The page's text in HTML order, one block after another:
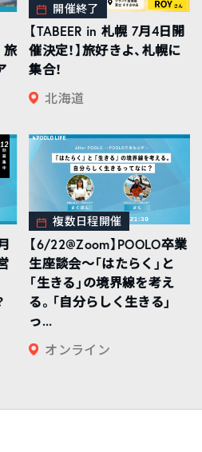
旅
開催終了
【TABEER in 札幌 7月4日開
催決定！】旅好きよ、札幌に
集合！
北海道
複数日程開催
【6/22@Zoom】POOLO卒業
生座談会〜「はたらく」と
「生きる」の境界線を考え
る。「自分らしく生きる」
っ...
オンライン